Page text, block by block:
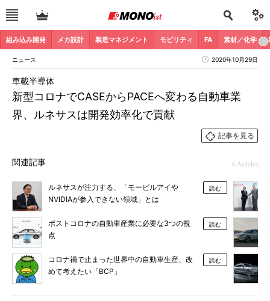
組み込み開発 メカ設計 製造マネジメント モビリティ FA 素材／化学
ニュース 2020年10月29日
新型コロナでCASEからPACEへ変わる自動車業
界、ルネサスは開発効率化で貢献
車載半導体
記事を見る
関連記事 6 Articles
ルネサスが注力する、「モービルアイや
NVIDIAが参入できない領域」とは
読む
ポストコロナの自動車産業に必要な3つの視
点
読む
コロナ禍で止まった世界中の自動車生産、改
めて考えたい「BCP」
読む